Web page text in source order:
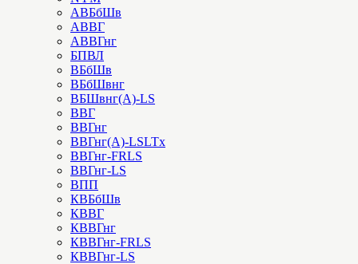
АВБбШв
АВВГ
АВВГнг
БПВЛ
ВБбШв
ВБбШвнг
ВБШвнг(А)-LS
ВВГ
ВВГнг
ВВГнг(А)-LSLTx
ВВГнг-FRLS
ВВГнг-LS
ВПП
КВБбШв
КВВГ
КВВГнг
КВВГнг-FRLS
КВВГнг-LS